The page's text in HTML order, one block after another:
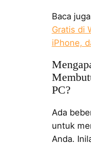
Baca
Gratis di
iPhone,
PC?
Ada
untuk
Anda.